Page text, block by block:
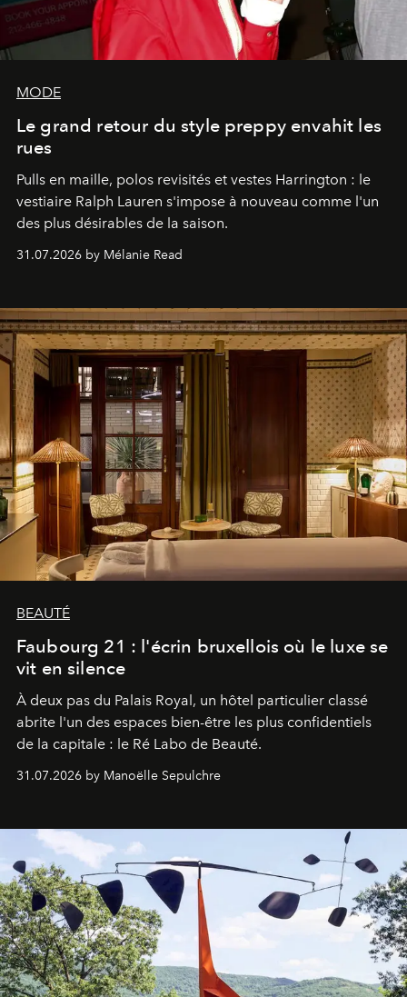
MODE
Le grand retour du style preppy envahit les
rues
Pulls en maille, polos revisités et vestes Harrington : le
vestiaire Ralph Lauren s'impose à nouveau comme l'un
des plus désirables de la saison.
31.07.2026 by Mélanie Read
BEAUTÉ
Faubourg 21 : l'écrin bruxellois où le luxe se
vit en silence
À deux pas du Palais Royal, un hôtel particulier classé
abrite l'un des espaces bien-être les plus confidentiels
de la capitale : le Ré Labo de Beauté.
31.07.2026 by Manoëlle Sepulchre